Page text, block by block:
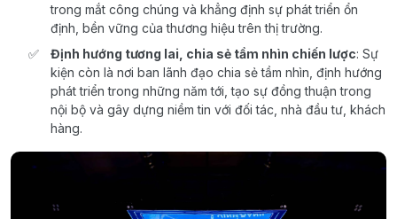
trong mắt công chúng và khẳng định sự phát triển ổn
định, bền vững của thương hiệu trên thị trường.
Định hướng tương lai, chia sẻ tầm nhìn chiến lược: Sự
kiện còn là nơi ban lãnh đạo chia sẻ tầm nhìn, định hướng
phát triển trong những năm tới, tạo sự đồng thuận trong
nội bộ và gây dựng niềm tin với đối tác, nhà đầu tư, khách
hàng.